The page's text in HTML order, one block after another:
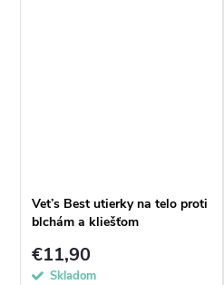
Vet’s Best utierky na telo proti
blchám a kliešťom
€11,90
Skladom